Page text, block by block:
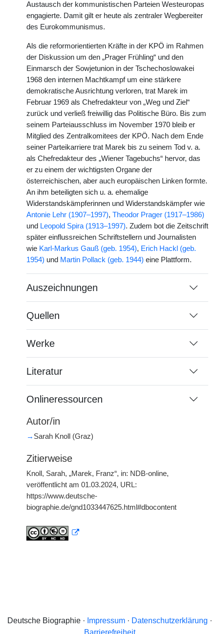
Austausch der kommunistischen Parteien Westeuropas
engagierte. Damit gilt er heute als zentraler Wegbereiter
des Eurokommunismus.
Als die reformorientierten Kräfte in der KPÖ im Rahmen
der Diskussion um den „Prager Frühling“ und den
Einmarsch der Sowjetunion in der Tschechoslowakei
1968 den internen Machtkampf um eine stärkere
demokratische Ausrichtung verloren, trat Marek im
Februar 1969 als Chefredakteur von „Weg und Ziel“
zurück und verließ freiwillig das Politische Büro. Bis zum
seinem Parteiausschluss im November 1970 bleib er
Mitglied des Zentralkomitees der KPÖ. Nach dem Ende
seiner Parteikarriere trat Marek bis zu seinem Tod v. a.
als Chefredakteur des „Wiener Tagebuchs“ hervor, das
er zu einem der wichtigsten Organe der
österreichischen, aber auch europäischen Linken formte.
An ihm beteiligten sich u. a. ehemalige
Widerstandskämpferinnen und Widerstandskämpfer wie
Antonie Lehr (1907–1997), Theodor Prager (1917–1986)
und Leopold Spira (1913–1997). Zudem bot die Zeitschrift
später einflussreichen Schriftstellern und Journalisten
wie Karl-Markus Gauß (geb. 1954), Erich Hackl (geb.
1954) und Martin Pollack (geb. 1944) eine Plattform.
Auszeichnungen
Quellen
Werke
Literatur
Onlineressourcen
Autor/in
→ Sarah Knoll (Graz)
Zitierweise
Knoll, Sarah, „Marek, Franz“, in: NDB-online,
veröffentlicht am 01.03.2024, URL:
https://www.deutsche-
biographie.de/gnd1033447625.html#dbocontent
Deutsche Biographie · Impressum· Datenschutzerklärung ·